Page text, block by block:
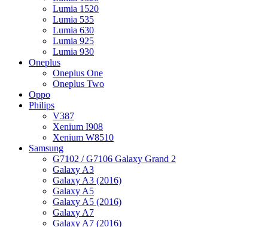
Lumia 1520
Lumia 535
Lumia 630
Lumia 925
Lumia 930
Oneplus
Oneplus One
Oneplus Two
Oppo
Philips
V387
Xenium I908
Xenium W8510
Samsung
G7102 / G7106 Galaxy Grand 2
Galaxy A3
Galaxy A3 (2016)
Galaxy A5
Galaxy A5 (2016)
Galaxy A7
Galaxy A7 (2016)